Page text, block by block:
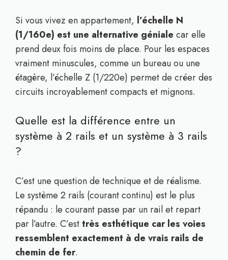
Si vous vivez en appartement, l’échelle N
(1/160e) est une alternative géniale car elle
prend deux fois moins de place. Pour les espaces
vraiment minuscules, comme un bureau ou une
étagère, l’échelle Z (1/220e) permet de créer des
circuits incroyablement compacts et mignons.
Quelle est la différence entre un
système à 2 rails et un système à 3 rails
?
C’est une question de technique et de réalisme.
Le système 2 rails (courant continu) est le plus
répandu : le courant passe par un rail et repart
par l’autre. C’esttrès esthétique car les voies
ressemblent exactement à de vrais rails de
chemin de fer.